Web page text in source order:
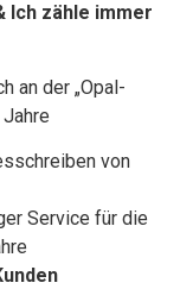
Ich zähle immer
an der „Opal-
von
Service für die